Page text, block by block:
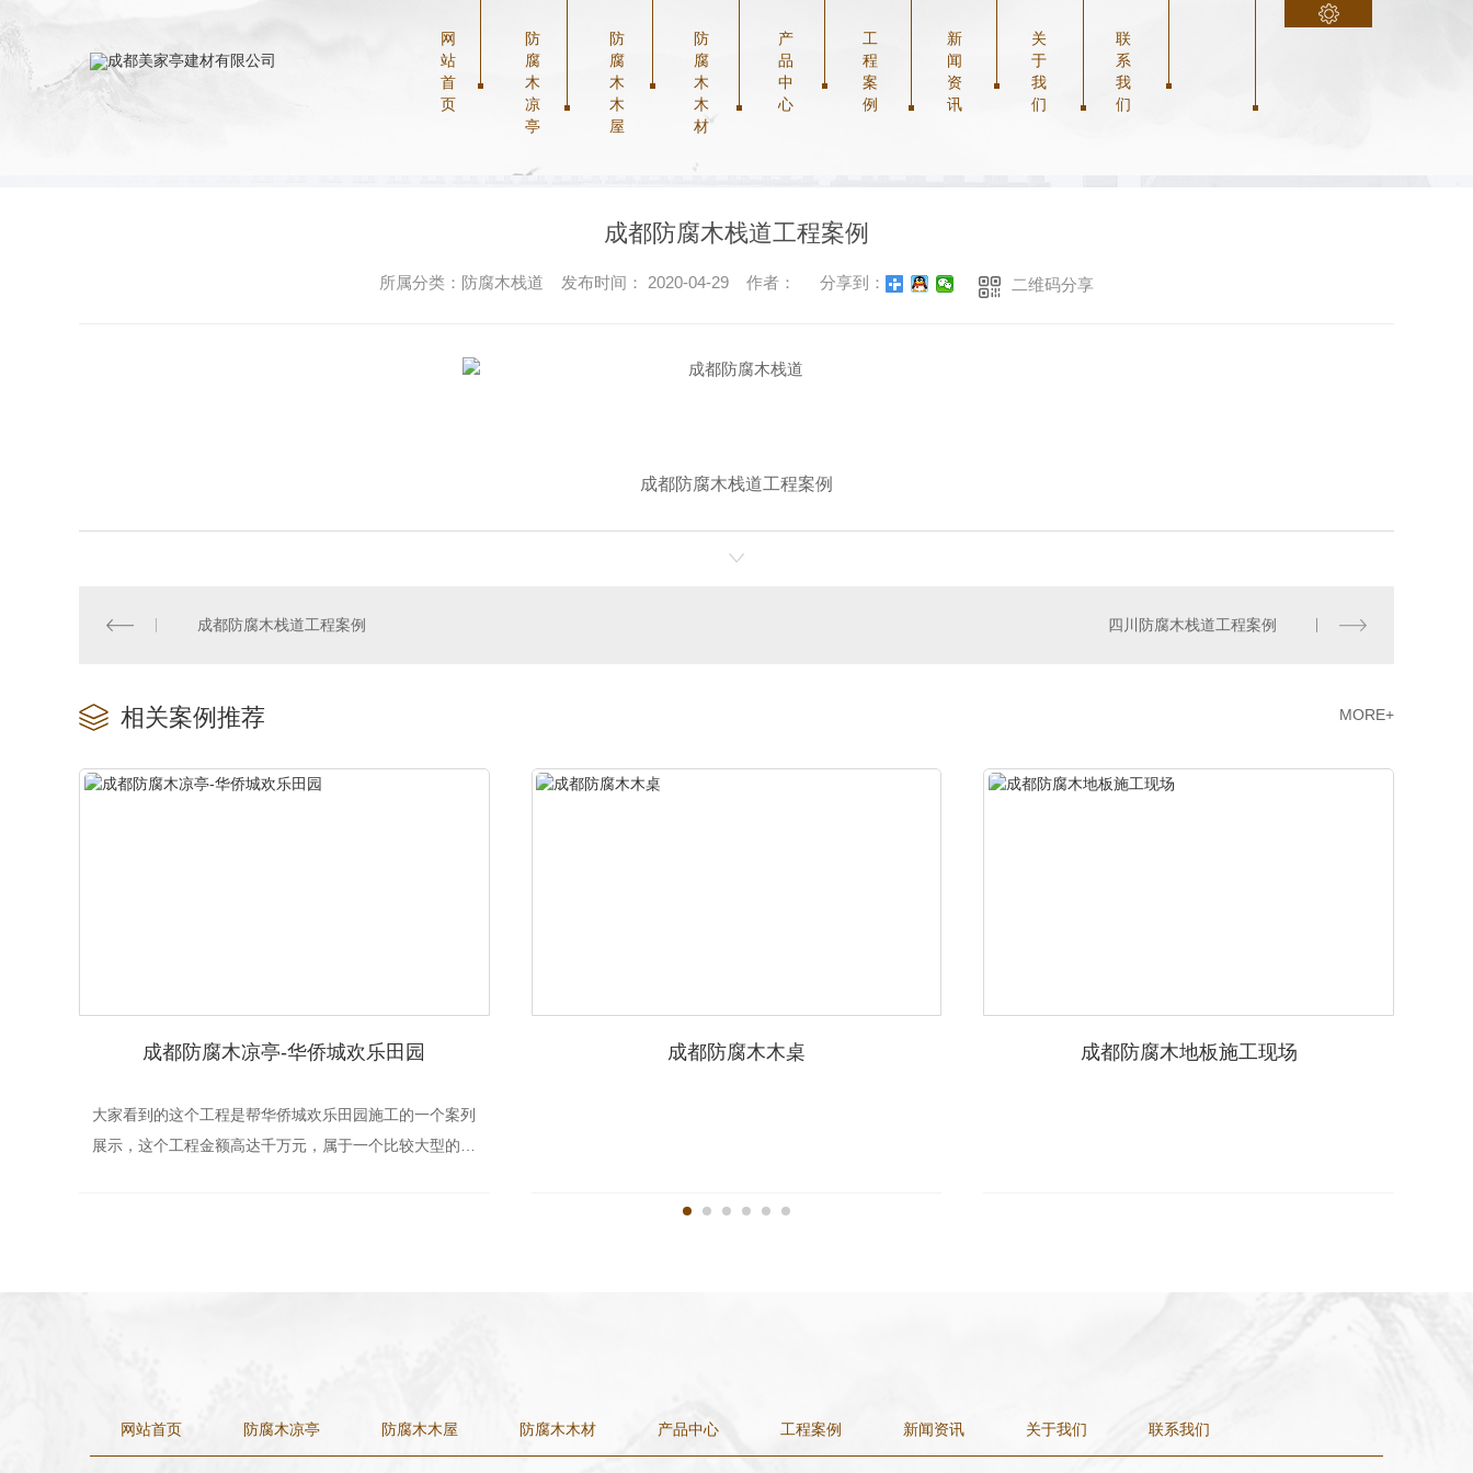
网
站
首
页
防
腐
木
凉
亭
防
腐
木
木
屋
防
腐
木
木
材
产
品
中
心
工
程
案
例
新
闻
资
讯
关
于
我
们
联
系
我
们
工程案例 防腐木木屋
成都防腐木栈道工程案例
所属分类：防腐木栈道 发布时间： 2020-04-29 作者： 分享到： 二维码分享
成都防腐木栈道工程案例
成都防腐木栈道工程案例 四川防腐木栈道工程案例
相关案例推荐 MORE+
成都防腐木凉亭-华侨城欢乐田园
大家看到的这个工程是帮华侨城欢乐田园施工的一个案列
展示，这个工程金额高达千万元，属于一个比较大型的工
成都防腐木木桌 成都防腐木地板施工现场
网站首页 防腐木凉亭 防腐木木屋 防腐木木材 产品中心 工程案例 新闻资讯 关于我们 联系我们